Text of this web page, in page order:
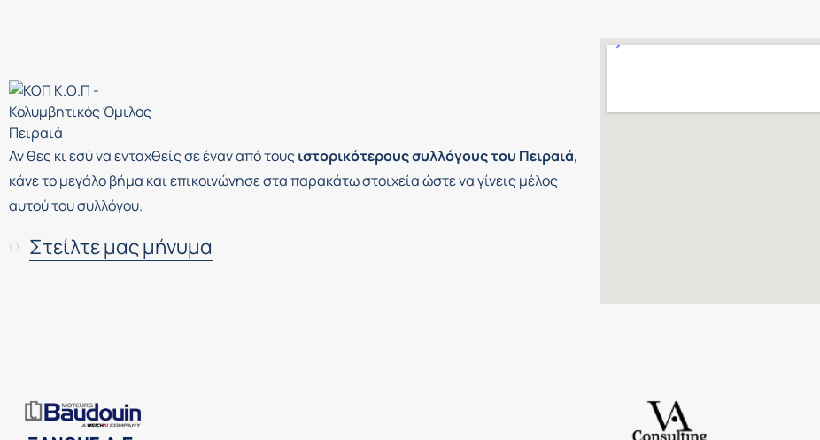
Αν θες κι εσύ να ενταχθείς σε έναν από τουςιστορικότερους συλλόγους του Πειραιά,
κάνε το μεγάλο βήμα και επικοινώνησε στα παρακάτω στοιχεία ώστε να γίνεις μέλος
αυτού του συλλόγου.
Στείλτε μας μήνυμα